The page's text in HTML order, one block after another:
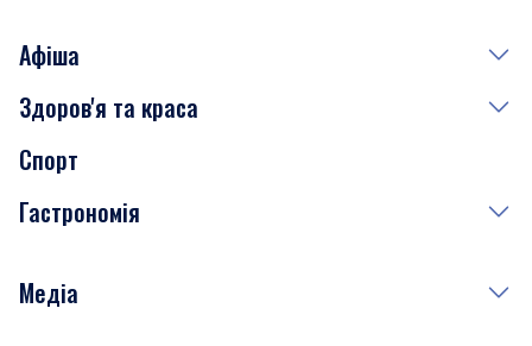
Афіша
Сьогодні
Завтра
Субота
Здоров'я та краса
Медицина
Краса
Спорт
Гастрономія
Рецепти
Медіа